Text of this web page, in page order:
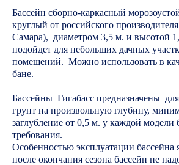
Бассейн сборно-каркасный
круглый от российского производителя
Самара), диаметром 3,5 м. и высотой
подойдет для небольших дачных
помещений. Можно использовать в
бане.
Бассейны Гигабасс предназначены
грунт на произвольную глубину,
заглубление от 0,5 м. у каждой модели
требования.
Особенностью эксплуатации бассейна
после окончания сезона бассейн не